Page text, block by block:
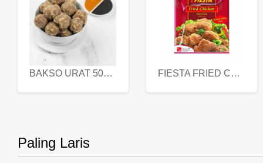
BAKSO URAT 500 GR FIESTA FRIED CHICKEN 500 GR
Paling Laris